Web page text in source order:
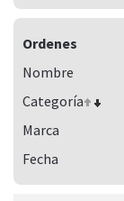
Ordenes
Nombre
Categoría
Marca
Fecha